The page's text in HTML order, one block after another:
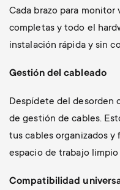
Cada brazo para
completas y todo el
instalación rápida y sin
Gestión del cableado
Despídete del desorden
de gestión de cables.
tus cables organizados
espacio de trabajo
Compatibilidad